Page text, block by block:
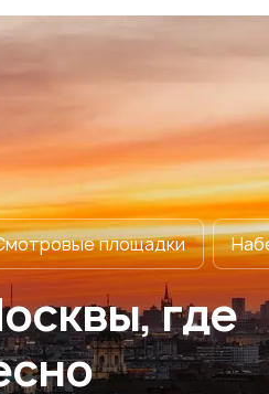
площадки
где